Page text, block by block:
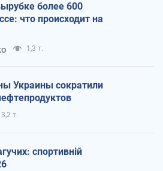
более 600
что происходит на
1,3 т.
Украины сократили
3,2 т.
спортивній